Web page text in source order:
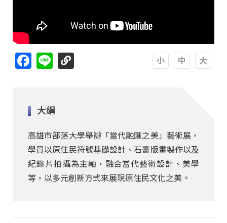
Facebook
Line
大綱
高雄市部落大學舉辦「當代融匯之美」藝術展，
學員以原住民符號基礎設計、石膏版畫製作以及
紀錄片拍攝為主軸，融合當代藝術設計、美學
等，以多元創新方式來展現原住民文化之美。